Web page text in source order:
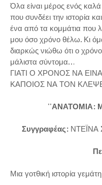
Όλα είναι μέρος ενός
που συνδέει την ιστορία
ένα από τα κομμάτια που
μου όσο χρόνο θέλω. Κι
διαρκώς νιώθω ότι ο
μάλιστα σύντομα…
ΓΙΑΤΙ Ο ΧΡΟΝΟΣ ΝΑ
ΚΑΠΟΙΟΣ ΝΑ ΤΟΝ
''ΑΝΑΤΟΜΙΑ:
Συγγραφέας: ΝΤΕΪΝΑ
Μια γοτθική ιστορία